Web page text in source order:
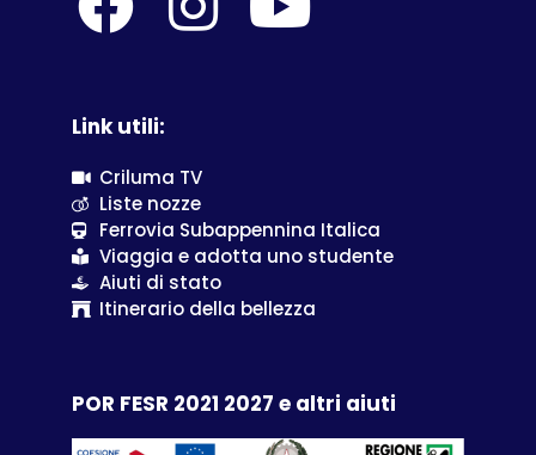
Link utili:
Criluma TV
Liste nozze
Ferrovia Subappennina Italica
Viaggia e adotta uno studente
Aiuti di stato
Itinerario della bellezza
POR FESR 2021 2027 e altri aiuti